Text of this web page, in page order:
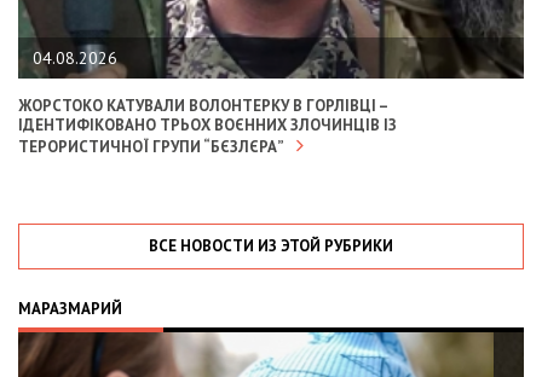
04.08.2026
ЖОРСТОКО КАТУВАЛИ ВОЛОНТЕРКУ В ГОРЛІВЦІ –
ІДЕНТИФІКОВАНО ТРЬОХ ВОЄННИХ ЗЛОЧИНЦІВ ІЗ
ТЕРОРИСТИЧНОЇ ГРУПИ “БЄЗЛЄРА”
ВСЕ НОВОСТИ ИЗ ЭТОЙ РУБРИКИ
МАРАЗМАРИЙ